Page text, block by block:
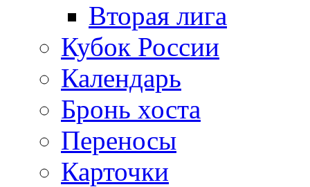
Вторая лига
Кубок России
Календарь
Бронь хоста
Переносы
Карточки